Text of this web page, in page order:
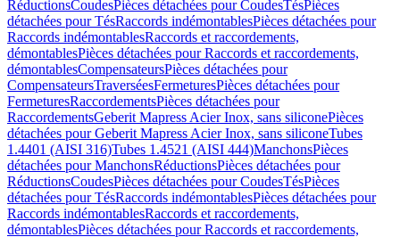
RéductionsCoudesPièces détachées pour CoudesTésPièces
détachées pour TésRaccords indémontablesPièces détachées pour
Raccords indémontablesRaccords et raccordements,
démontablesPièces détachées pour Raccords et raccordements,
démontablesCompensateursPièces détachées pour
CompensateursTraverséesFermeturesPièces détachées pour
FermeturesRaccordementsPièces détachées pour
RaccordementsGeberit Mapress Acier Inox, sans siliconePièces
détachées pour Geberit Mapress Acier Inox, sans siliconeTubes
1.4401 (AISI 316)Tubes 1.4521 (AISI 444)ManchonsPièces
détachées pour ManchonsRéductionsPièces détachées pour
RéductionsCoudesPièces détachées pour CoudesTésPièces
détachées pour TésRaccords indémontablesPièces détachées pour
Raccords indémontablesRaccords et raccordements,
démontablesPièces détachées pour Raccords et raccordements,